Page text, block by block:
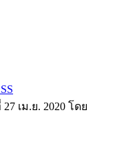
เม.ย. 2020 โดย